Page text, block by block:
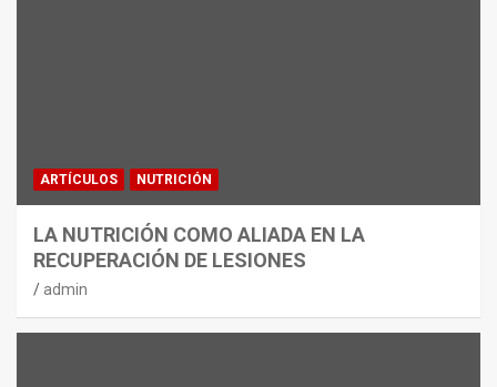
ARTÍCULOS NUTRICIÓN
LA NUTRICIÓN COMO ALIADA EN LA
RECUPERACIÓN DE LESIONES
admin